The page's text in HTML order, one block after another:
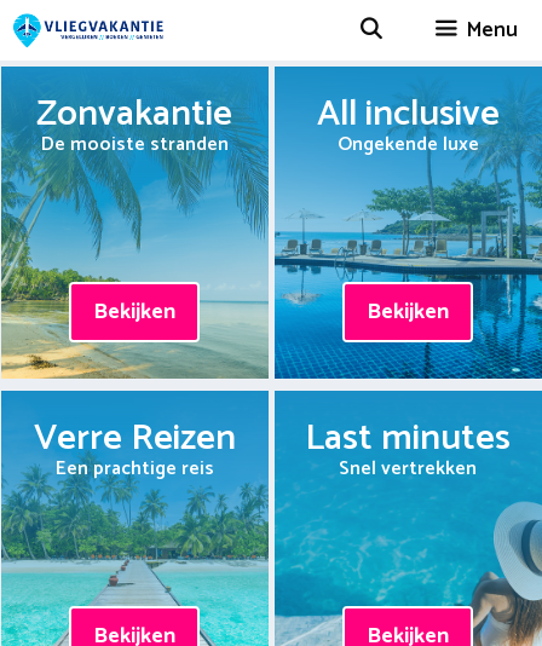
Spring
naar
Menu
Zonvakantie
De mooiste stranden
Bekijken
All inclusive
Ongekende luxe
Bekijken
Verre Reizen
Een prachtige reis
Bekijken
Last minutes
Snel vertrekken
Bekijken